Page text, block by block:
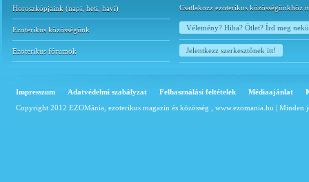
Horoszkópjaink (napi heti havi)
Ezoterikus közösségünk
Ezoterikus fórumok
Csatlakozz ezoterikus közösségünkhöz
Vélemény? Hiba? Ötlet? Írd meg
Jelentkezz szerkesztőnek itt!
Impresszum Adatvédelmi szabályzat Felhasználási feltételek Médiaajánlat
Copyright 2012 EZOMánia, ezoterikus magazin és közösség , www.ezomania.hu | Minden